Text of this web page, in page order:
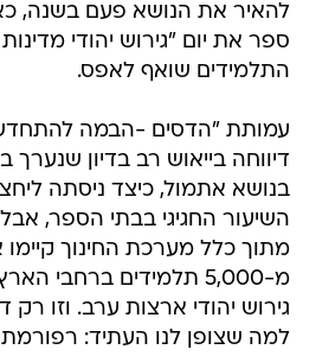
להאיר את הנושא פעם בשנה,
ספר את יום "גירוש יהודי
התלמידים שואף לאפס.
עמותת "הדסים -הבמה
דיווחה בייאוש רב בדיון שנערך
בנושא אתמול, כיצד ניסתה
מתוך כלל מערכת החינוך
מ-5,000 תלמידים ברחבי
גירוש יהודי ארצות ערב. וזו
למה שצופן לנו העתיד: